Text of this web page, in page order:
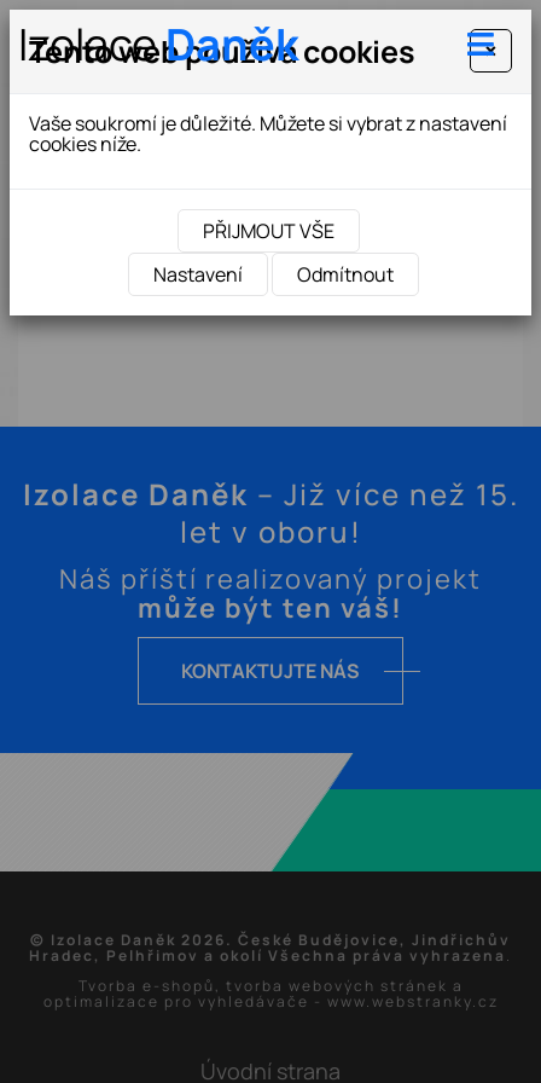
IzolaceDaněk
+420 603 508 051
danek.strechy@seznam.cz
Izolace Daněk – Již více než 15.
let v oboru!
Náš příští realizovaný projekt
může být ten váš!
KONTAKTUJTE NÁS
© Izolace Daněk 2026. České Budějovice, Jindřichův
Hradec, Pelhřimov a okolí Všechna práva vyhrazena .
Tvorba e-shopů , tvorba webových stránek a
optimalizace pro vyhledávače - www.webstranky.cz
Úvodní strana
Tento web používá cookies ×
Vaše soukromí je důležité. Můžete si vybrat z nastavení
cookies níže.
PŘIJMOUT VŠE
Nastavení
Odmítnout